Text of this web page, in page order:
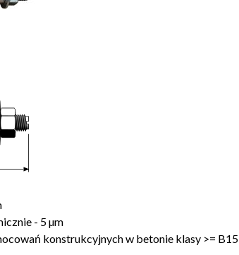
- 5 µm
konstrukcyjnych w betonie klasy >= B15